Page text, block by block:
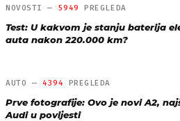
NOVOSTI — 5949 PREGLEDA
Test: U kakvom je stanju baterija
auta nakon 220.000 km?
AUTO — 4394 PREGLEDA
Prve fotografije: Ovo je novi A2,
Audi u povijesti